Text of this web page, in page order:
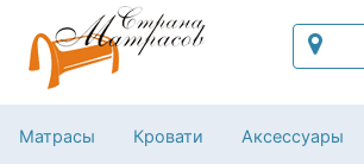
Матрасы Кровати Аксессуары